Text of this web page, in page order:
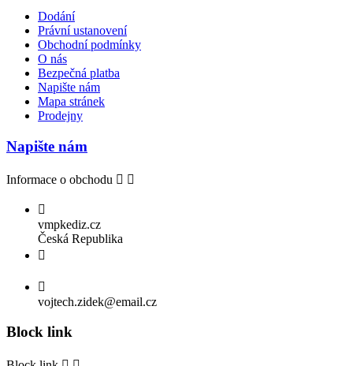
Dodání
Právní ustanovení
Obchodní podmínky
O nás
Bezpečná platba
Napište nám
Mapa stránek
Prodejny
Napište nám
Informace o obchodu  

vmpkediz.cz
Česká Republika


vojtech.zidek@email.cz
Block link